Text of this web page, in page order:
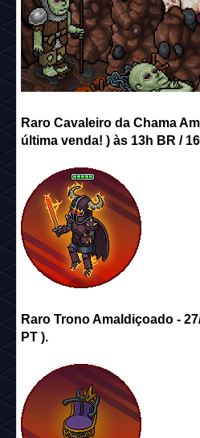
Raro Cavaleiro da Chama
última venda! ) às 13h BR /
Raro Trono Amaldiçoado -
PT ).